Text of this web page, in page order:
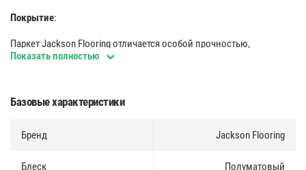
Покрытие:
Паркет Jackson Flooring отличается особой прочностью,
достигаемой за счет покрытия 12 слоями лака BONA, который
Замковое соединение:
использование замковой системы UNICLICK.
Экологичность
Показать полностью
Базовые характеристики
Бренд Jackson Flooring
Блеск Полуматовый